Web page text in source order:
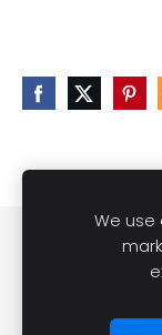
Sveču
We use